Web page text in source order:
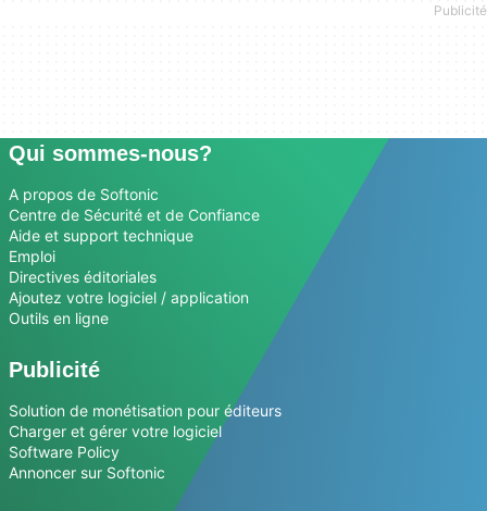
Qui sommes-nous?
A propos de Softonic
Centre de Sécurité et de Confiance
Aide et support technique
Emploi
Directives éditoriales
Ajoutez votre logiciel / application
Outils en ligne
Publicité
Solution de monétisation pour éditeurs
Charger et gérer votre logiciel
Software Policy
Annoncer sur Softonic